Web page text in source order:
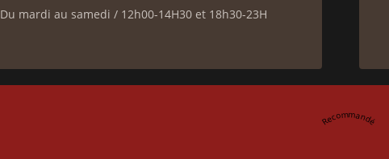
Du mardi au samedi / 12h00-14H30 et 18h30-23H
Recommandé